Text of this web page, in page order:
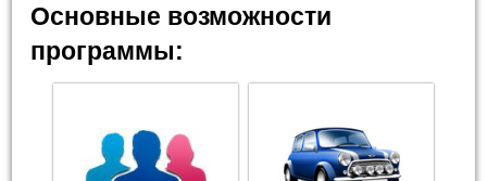
Основные возможности
программы: